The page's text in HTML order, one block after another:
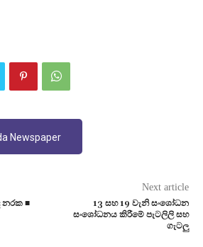
Newspaper
නරක ■
Next article
13 සහ 19 වැනි සංශෝධන
සංශෝධනය කිරීමේ පැටලිලි සහ
ගැටලු